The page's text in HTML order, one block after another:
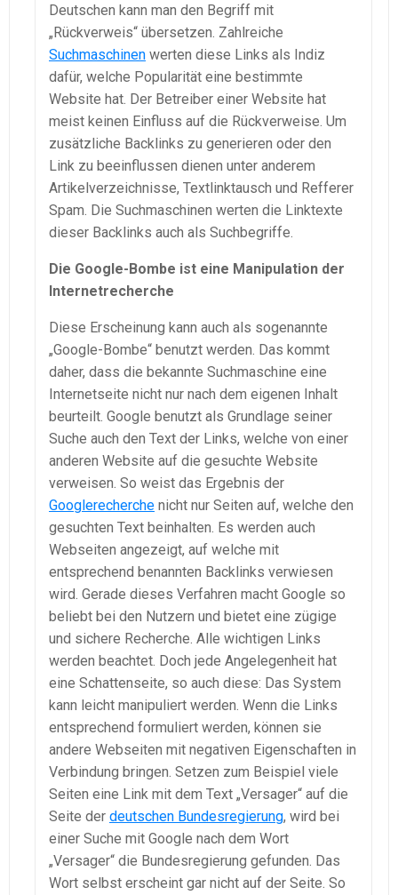
Deutschen kann man den Begriff mit
„Rückverweis“ übersetzen. Zahlreiche
Suchmaschinen werten diese Links als Indiz
dafür, welche Popularität eine bestimmte
Website hat. Der Betreiber einer Website hat
meist keinen Einfluss auf die Rückverweise. Um
zusätzliche Backlinks zu generieren oder den
Link zu beeinflussen dienen unter anderem
Artikelverzeichnisse, Textlinktausch und Refferer
Spam. Die Suchmaschinen werten die Linktexte
dieser Backlinks auch als Suchbegriffe.
Die Google-Bombe ist eine Manipulation der
Internetrecherche
Diese Erscheinung kann auch als sogenannte
„Google-Bombe“ benutzt werden. Das kommt
daher, dass die bekannte Suchmaschine eine
Internetseite nicht nur nach dem eigenen Inhalt
beurteilt. Google benutzt als Grundlage seiner
Suche auch den Text der Links, welche von einer
anderen Website auf die gesuchte Website
verweisen. So weist das Ergebnis der
Googlerecherche nicht nur Seiten auf, welche den
gesuchten Text beinhalten. Es werden auch
Webseiten angezeigt, auf welche mit
entsprechend benannten Backlinks verwiesen
wird. Gerade dieses Verfahren macht Google so
beliebt bei den Nutzern und bietet eine zügige
und sichere Recherche. Alle wichtigen Links
werden beachtet. Doch jede Angelegenheit hat
eine Schattenseite, so auch diese: Das System
kann leicht manipuliert werden. Wenn die Links
entsprechend formuliert werden, können sie
andere Webseiten mit negativen Eigenschaften in
Verbindung bringen. Setzen zum Beispiel viele
Seiten eine Link mit dem Text „Versager“ auf die
Seite der deutschen Bundesregierung, wird bei
einer Suche mit Google nach dem Wort
„Versager“ die Bundesregierung gefunden. Das
Wort selbst erscheint gar nicht auf der Seite. So